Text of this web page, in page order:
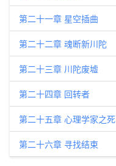
第二十一章 星空插曲
第二十二章 魂断新川陀
第二十三章 川陀废墟
第二十四章 回转者
第二十五章 心理学家之死
第二十六章 寻找结束